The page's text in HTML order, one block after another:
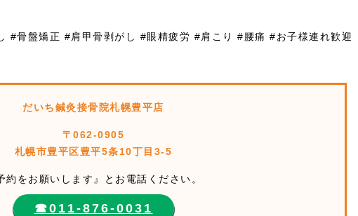
#骨盤矯正 #肩甲骨剥がし #眼精疲労 #肩こり #腰痛 #お子様連れ歓迎
だいち鍼灸接骨院札幌豊平店
〒062-0905
札幌市豊平区豊平5条10丁目3-5
約をお願いします』とお電話ください。
☎︎011-876-0031